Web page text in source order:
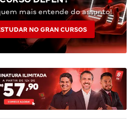
mais entende do assunto!
NO GRAN CURSOS